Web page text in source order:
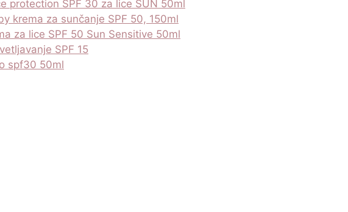
protection SPF 30 za lice SUN 50ml
krema za sunčanje SPF 50, 150ml
za lice SPF 50 Sun Sensitive 50ml
SPF 15
spf30 50ml